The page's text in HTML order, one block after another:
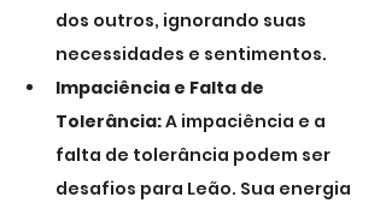
dos outros, ignorando suas
necessidades e sentimentos.
Impaciência e Falta de
Tolerância: A impaciência e a
falta de tolerância podem ser
desafios para Leão. Sua energia